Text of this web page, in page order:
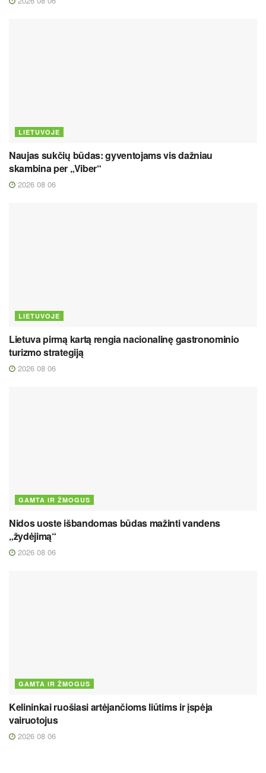
LIETUVOJE
Naujas sukčių būdas: gyventojams vis dažniau
skambina per „Viber“
2026 08 06
LIETUVOJE
Lietuva pirmą kartą rengia nacionalinę gastronominio
turizmo strategiją
2026 08 06
GAMTA IR ŽMOGUS
Nidos uoste išbandomas būdas mažinti vandens
„žydėjimą“
2026 08 06
GAMTA IR ŽMOGUS
Kelininkai ruošiasi artėjančioms liūtims ir įspėja
vairuotojus
2026 08 06